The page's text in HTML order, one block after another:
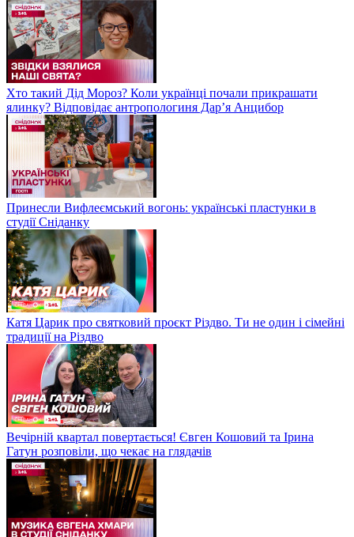
Хто такий Дід Мороз? Коли українці почали прикрашати
ялинку? Відповідає антропологиня Дарʼя Анцибор
Принесли Вифлеємський вогонь: українські пластунки в
студії Сніданку
Катя Царик про святковий проєкт Різдво. Ти не один і сімейні
традиції на Різдво
Вечірній квартал повертається! Євген Кошовий та Ірина
Гатун розповіли, що чекає на глядачів